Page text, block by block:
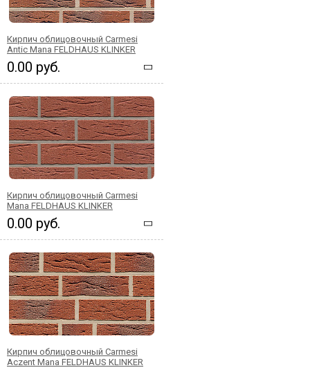
Кирпич облицовочный Carmesi
Antic Mana FELDHAUS KLINKER
0.00 руб.
Кирпич облицовочный Carmesi
Mana FELDHAUS KLINKER
0.00 руб.
Кирпич облицовочный Carmesi
Aczent Mana FELDHAUS KLINKER